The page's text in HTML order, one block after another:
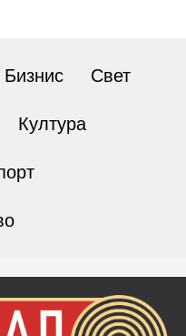
Бизнис Свет
Култура